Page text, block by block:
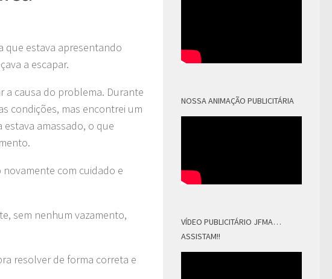
que estava apresentando
a escapar.
a causa do problema. Durante
condições, mas encontrei um
amassado, o que
com cuidado e
sem nenhum vazamento,
resolver de forma correta e
NOSSA ANIMAÇÃO PUBLICITÁRIA
VÍDEO PUBLICITÁRIO JFMA…
ASSISTAM!!